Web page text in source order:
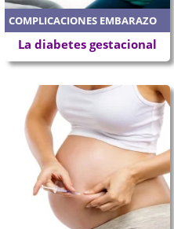
COMPLICACIONES EMBARAZO
La diabetes gestacional